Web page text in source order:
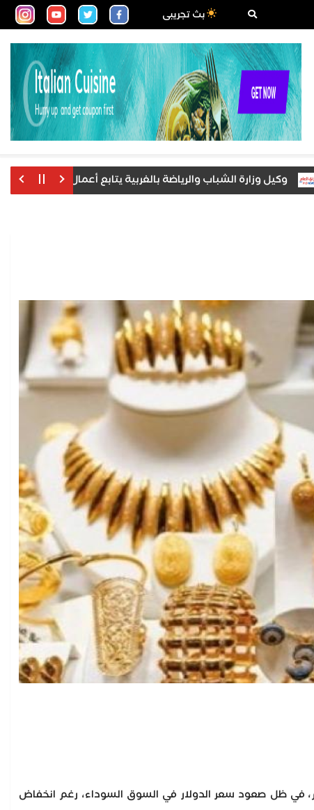
بث تجريبى
وزارة الشباب والرياضة بالغربية يتابع أعمال الجمعية العمومية
التعاملات اليوم، في ظل صعود سعر الدولار في السوق السوداء، رغم انخفاض